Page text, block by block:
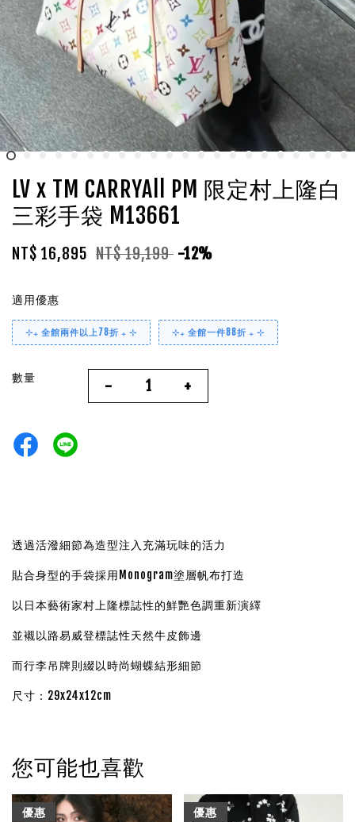
LV x TM CARRYAll PM 限定村上隆白
三彩手袋 M13661
NT$ 16,895 NT$ 19,199 -12%
適用優惠
⊹₊ 全館兩件以上78折 ₊ ⊹ ⊹₊ 全館一件88折 ₊ ⊹
數量 - +
透過活潑細節為造型注入充滿玩味的活力
貼合身型的手袋採用Monogram塗層帆布打造
以日本藝術家村上隆標誌性的鮮艷色調重新演繹
並襯以路易威登標誌性天然牛皮飾邊
而行李吊牌則綴以時尚蝴蝶結形細節
尺寸：29x24x12cm
您可能也喜歡
優惠 優惠